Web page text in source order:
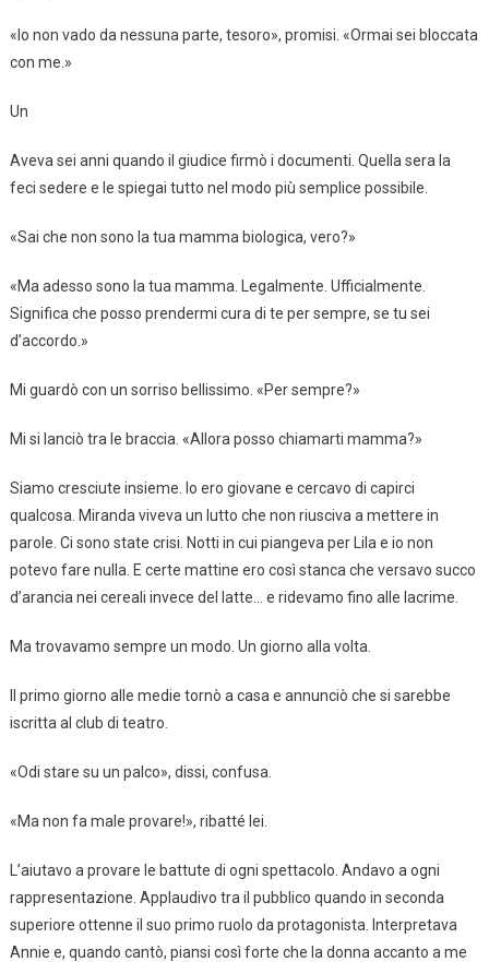
«Io non vado da nessuna parte, tesoro», promisi. «Ormai sei bloccata
con me.»
Un
Aveva sei anni quando il giudice firmò i documenti. Quella sera la
feci sedere e le spiegai tutto nel modo più semplice possibile.
«Sai che non sono la tua mamma biologica, vero?»
«Ma adesso sono la tua mamma. Legalmente. Ufficialmente.
Significa che posso prendermi cura di te per sempre, se tu sei
d’accordo.»
Mi guardò con un sorriso bellissimo. «Per sempre?»
Mi si lanciò tra le braccia. «Allora posso chiamarti mamma?»
Siamo cresciute insieme. Io ero giovane e cercavo di capirci
qualcosa. Miranda viveva un lutto che non riusciva a mettere in
parole. Ci sono state crisi. Notti in cui piangeva per Lila e io non
potevo fare nulla. E certe mattine ero così stanca che versavo succo
d’arancia nei cereali invece del latte… e ridevamo fino alle lacrime.
Ma trovavamo sempre un modo. Un giorno alla volta.
Il primo giorno alle medie tornò a casa e annunciò che si sarebbe
iscritta al club di teatro.
«Odi stare su un palco», dissi, confusa.
«Ma non fa male provare!», ribatté lei.
L’aiutavo a provare le battute di ogni spettacolo. Andavo a ogni
rappresentazione. Applaudivo tra il pubblico quando in seconda
superiore ottenne il suo primo ruolo da protagonista. Interpretava
Annie e, quando cantò, piansi così forte che la donna accanto a me